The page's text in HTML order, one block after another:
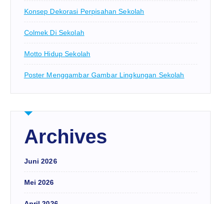
Konsep Dekorasi Perpisahan Sekolah
Colmek Di Sekolah
Motto Hidup Sekolah
Poster Menggambar Gambar Lingkungan Sekolah
Archives
Juni 2026
Mei 2026